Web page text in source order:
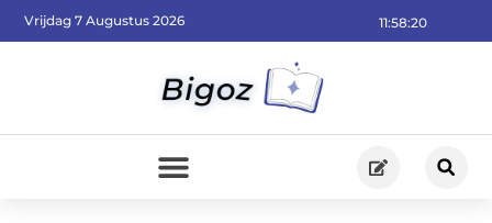
11:58:22
Vrijdag 7 Augustus 2026